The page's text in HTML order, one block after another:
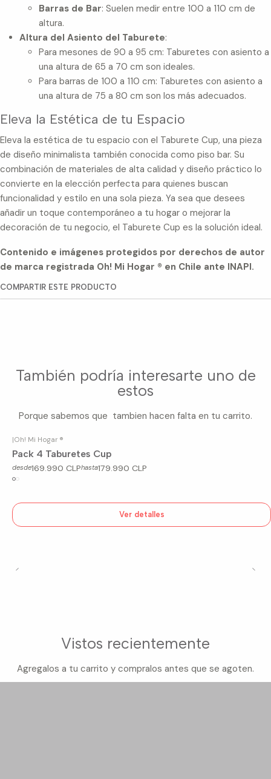
Barras de Bar: Suelen medir entre 100 a 110 cm de
altura.
Altura del Asiento del Taburete:
Para mesones de 90 a 95 cm: Taburetes con asiento a
una altura de 65 a 70 cm son ideales.
Para barras de 100 a 110 cm: Taburetes con asiento a
una altura de 75 a 80 cm son los más adecuados.
Eleva la Estética de tu Espacio
Eleva la estética de tu espacio con el Taburete Cup, una pieza
de diseño minimalista también conocida como piso bar. Su
combinación de materiales de alta calidad y diseño práctico lo
convierte en la elección perfecta para quienes buscan
funcionalidad y estilo en una sola pieza. Ya sea que desees
añadir un toque contemporáneo a tu hogar o mejorar la
decoración de tu negocio, el Taburete Cup es la solución ideal.
Contenido e imágenes protegidos por derechos de autor
de marca registrada Oh! Mi Hogar ® en Chile ante INAPI.
COMPARTIR ESTE PRODUCTO
También podría interesarte uno de
estos
Porque sabemos que tambien hacen falta en tu carrito.
Agotado
|Oh! Mi Hogar ®
Pack 4 Taburetes Cup
desde169.990 CLPhasta179.990 CLP
Ver detalles
Vistos recientemente
Agregalos a tu carrito y compralos antes que se agoten.